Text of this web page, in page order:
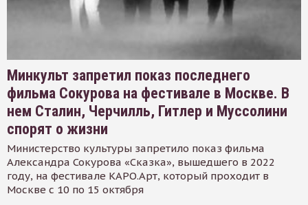
Минкульт запретил показ последнего
фильма Сокурова на фестивале в Москве. В
нем Сталин, Черчилль, Гитлер и Муссолини
спорят о жизни
Министерство культуры запретило показ фильма
Александра Сокурова «Сказка», вышедшего в 2022
году, на фестивале КАРО.Арт, который проходит в
Москве с 10 по 15 октября